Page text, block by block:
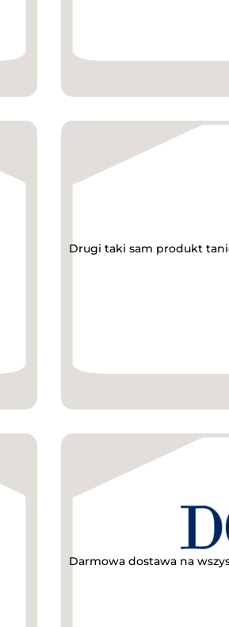
Drugi taki sam produkt
Darmowa dostawa na